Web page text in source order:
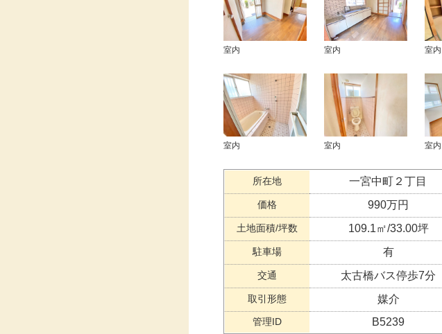
室内 室内 室内
室内 室内 室内
所在地 一宮中町２丁目
価格 990万円
土地面積/坪数 109.1㎡/33.00坪
駐車場 有
交通 太古橋バス停歩7分
取引形態 媒介
管理ID B5239